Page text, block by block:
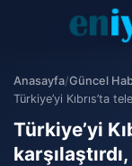
Anasayfa/Güncel
Türkiye’yi Kıbrıs’ta
Türkiye’yi